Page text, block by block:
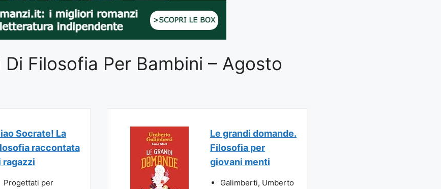
Filosofia Per Bambini – Agosto
Socrate! La
raccontata
ragazzi
Progettati per
Le grandi domande.
Filosofia per
giovani menti
Galimberti, Umberto